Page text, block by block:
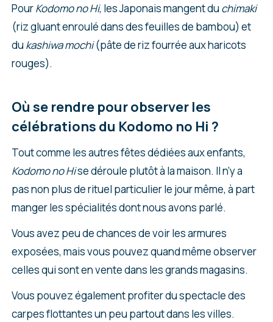
PourKodomo no Hi, les Japonais mangent du chimaki
(riz gluant enroulé dans des feuilles de bambou) et
du kashiwa mochi(pâte de riz fourrée aux haricots
rouges).
Où se rendre pour observer les
célébrations du Kodomo no Hi ?
Tout comme les autres fêtes dédiées aux enfants,
Kodomo no Hise déroule plutôt à la maison. Il n’y a
pas non plus de rituel particulier le jour même, à part
manger les spécialités dont nous avons parlé.
Vous avez peu de chances de voir les armures
exposées, mais vous pouvez quand même observer
celles qui sont en vente dans les grands magasins.
Vous pouvez également profiter du spectacle des
carpes flottantes un peu partout dans les villes.